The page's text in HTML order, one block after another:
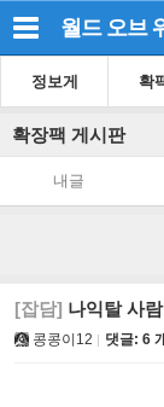
월드 오브
정보게 확
확장팩 게시판
내글
[잡담] 나익탈 사
콩콩이12 댓글: 6